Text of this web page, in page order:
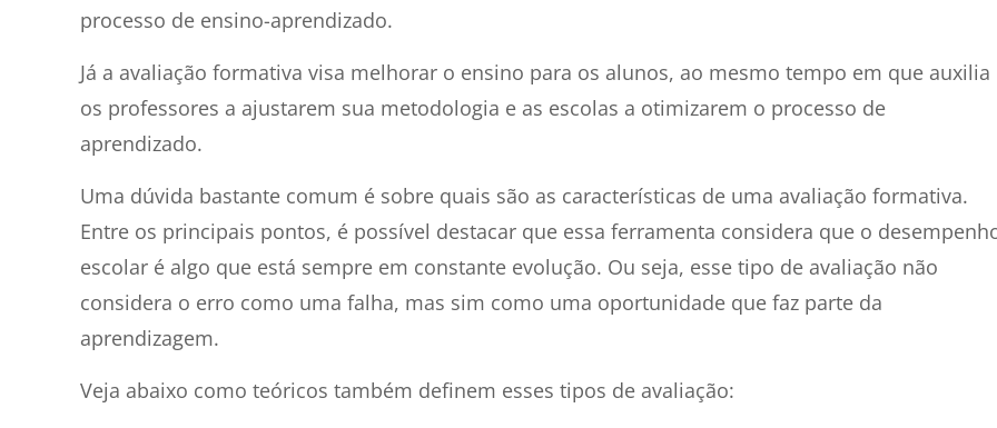
processo de ensino-aprendizado.
Já a avaliação formativa visa melhorar o ensino para os alunos, ao mesmo tempo em que auxilia
os professores a ajustarem sua metodologia e as escolas a otimizarem o processo de
aprendizado.
Uma dúvida bastante comum é sobre quais são as características de uma avaliação formativa.
Entre os principais pontos, é possível destacar que essa ferramenta considera que o
escolar é algo que está sempre em constante evolução. Ou seja, esse tipo de avaliação não
considera o erro como uma falha, mas sim como uma oportunidade que faz parte da
aprendizagem.
Veja abaixo como teóricos também definem esses tipos de avaliação: